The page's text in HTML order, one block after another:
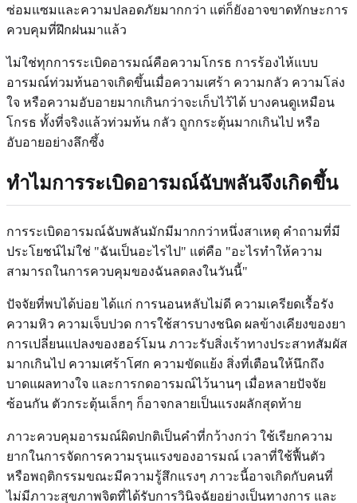
ซ่อมแซมและความปลอดภัยมากกว่า แต่ก็ยังอาจขาดทักษะการ
ควบคุมที่ฝึกฝนมาแล้ว
ไม่ใช่ทุกการระเบิดอารมณ์คือความโกรธ การร้องไห้แบบ
อารมณ์ท่วมท้นอาจเกิดขึ้นเมื่อความเศร้า ความกลัว ความโล่ง
ใจ หรือความอับอายมากเกินกว่าจะเก็บไว้ได้ บางคนดูเหมือน
โกรธ ทั้งที่จริงแล้วท่วมท้น กลัว ถูกกระตุ้นมากเกินไป หรือ
อับอายอย่างลึกซึ้ง
ทำไมการระเบิดอารมณ์ฉับพลันจึงเกิดขึ้น
การระเบิดอารมณ์ฉับพลันมักมีมากกว่าหนึ่งสาเหตุ คำถามที่มี
ประโยชน์ไม่ใช่ "ฉันเป็นอะไรไป" แต่คือ "อะไรทำให้ความ
สามารถในการควบคุมของฉันลดลงในวันนี้"
ปัจจัยที่พบได้บ่อย ได้แก่ การนอนหลับไม่ดี ความเครียดเรื้อรัง
ความหิว ความเจ็บปวด การใช้สารบางชนิด ผลข้างเคียงของยา
การเปลี่ยนแปลงของฮอร์โมน ภาวะรับสิ่งเร้าทางประสาทสัมผัส
มากเกินไป ความเศร้าโศก ความขัดแย้ง สิ่งที่เตือนให้นึกถึง
บาดแผลทางใจ และการกดอารมณ์ไว้นานๆ เมื่อหลายปัจจัย
ซ้อนกัน ตัวกระตุ้นเล็กๆ ก็อาจกลายเป็นแรงผลักสุดท้าย
ภาวะควบคุมอารมณ์ผิดปกติเป็นคำที่กว้างกว่า ใช้เรียกความ
ยากในการจัดการความรุนแรงของอารมณ์ เวลาที่ใช้ฟื้นตัว
หรือพฤติกรรมขณะมีความรู้สึกแรงๆ ภาวะนี้อาจเกิดกับคนที่
ไม่มีภาวะสุขภาพจิตที่ได้รับการวินิจฉัยอย่างเป็นทางการ และ